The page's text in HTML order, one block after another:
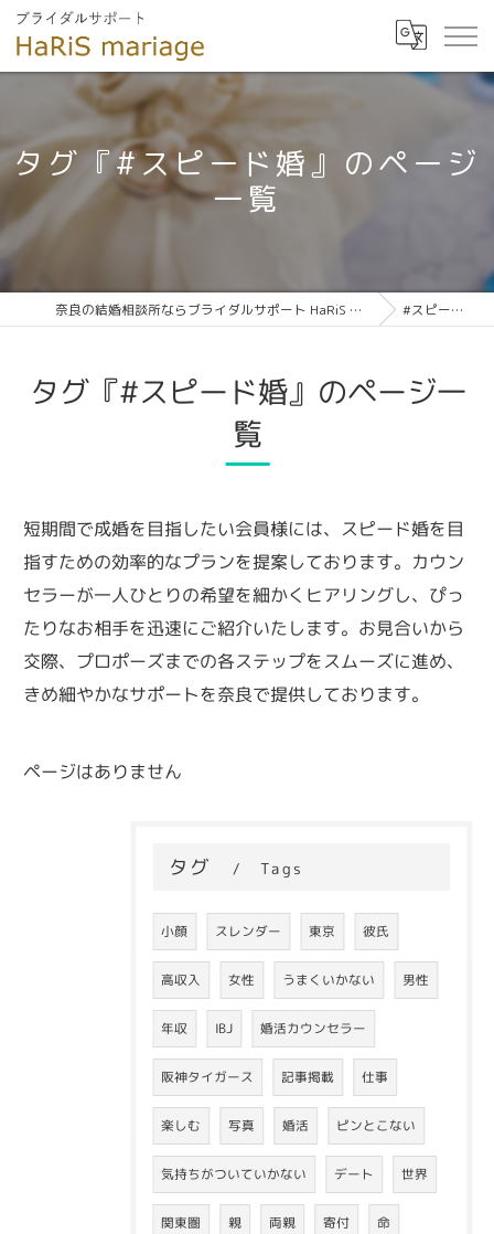
タグ『#スピード婚』のページ
一覧
奈良の結婚相談所ならブライダルサポート HaRiS mariage #スピード婚
タグ『#スピード婚』のページ一
覧
短期間で成婚を目指したい会員様には、スピード婚を目
指すための効率的なプランを提案しております。カウン
セラーが一人ひとりの希望を細かくヒアリングし、ぴっ
たりなお相手を迅速にご紹介いたします。お見合いから
交際、プロポーズまでの各ステップをスムーズに進め、
きめ細やかなサポートを奈良で提供しております。
ページはありません
タグ Tags
小顔 スレンダー 東京 彼氏
高収入 女性 うまくいかない 男性
年収 IBJ 婚活カウンセラー
阪神タイガース 記事掲載 仕事
楽しむ 写真 婚活 ピンとこない
気持ちがついていかない デート 世界
関東圏 親 両親 寄付 命